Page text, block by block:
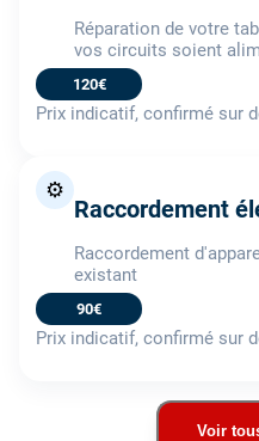
Réparation de votre
vos circuits soient
120€
Prix indicatif, confirmé sur
⚙️
Raccordement
Raccordement
existant
90€
Prix indicatif, confirmé sur
Voir